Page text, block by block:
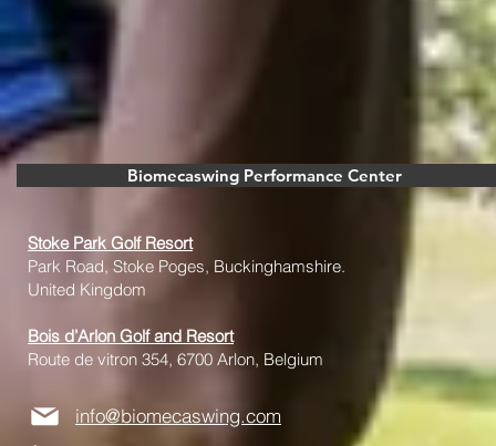
Biomecaswing Performance Center
Stoke Park Golf Resort
Park Road, Stoke Poges, Buckinghamshire.
United Kingdom
Bois d’Arlon Golf and Resort
Route de vitron 354, 6700 Arlon, Belgium
info@biomecaswing.com